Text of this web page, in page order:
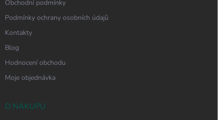
Obchodní podmínky
Podmínky ochrany osobních údajů
Kontakty
Blog
Hodnocení obchodu
Moje objednávka
O NÁKUPU